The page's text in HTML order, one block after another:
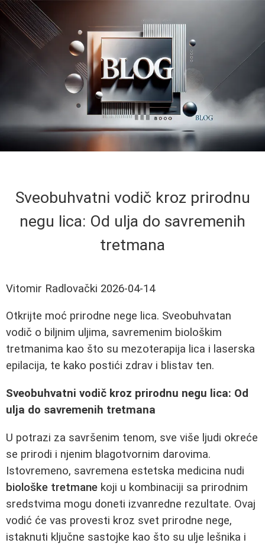
Sveobuhvatni vodič kroz prirodnu
negu lica: Od ulja do savremenih
tretmana
Vitomir Radlovački 2026-04-14
Otkrijte moć prirodne nege lica. Sveobuhvatan
vodič o biljnim uljima, savremenim biološkim
tretmanima kao što su mezoterapija lica i laserska
epilacija, te kako postići zdrav i blistav ten.
Sveobuhvatni vodič kroz prirodnu negu lica: Od
ulja do savremenih tretmana
U potrazi za savršenim tenom, sve više ljudi okreće
se prirodi i njenim blagotvornim darovima.
Istovremeno, savremena estetska medicina nudi
biološke tretmane koji u kombinaciji sa prirodnim
sredstvima mogu doneti izvanredne rezultate. Ovaj
vodić će vas provesti kroz svet prirodne nege,
istaknuti ključne sastojke kao što su ulje lešnika i